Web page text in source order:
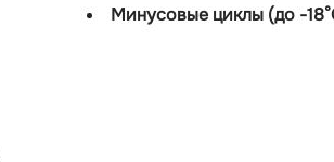
Минусовые циклы (до -18